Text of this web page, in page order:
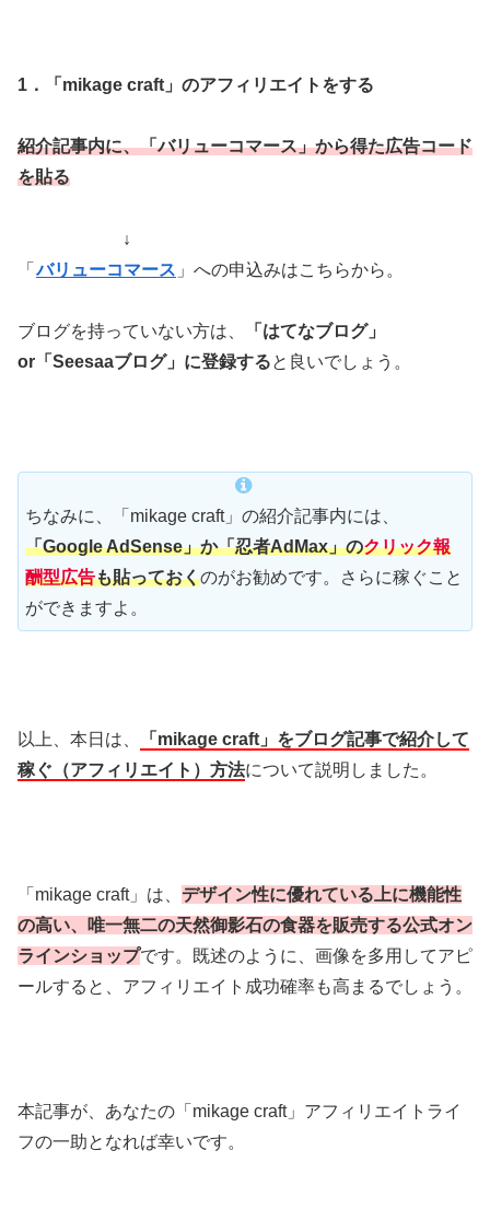
1． 「mikage craft」 のアフィリエイトをする
紹介記事内に、「バリューコマース」から得た広告コード
を貼る
↓
「 バリューコマース 」への申込みはこちらから。
ブログを持っていない方は、
「はてなブログ」
or「Seesaaブログ」に登録すると良いでしょう。
ちなみに、「mikage craft」の紹介記事内には、
「Google AdSense」か「忍者AdMax」のクリック報
酬型広告も貼っておくのがお勧めです。さらに稼ぐこと
ができますよ。
以上、本日は、
「mikage craft」をブログ記事で紹介して
稼ぐ（アフィリエイト）方法について説明しました。
「mikage craft」は、 デザイン性に優れている上に機能性
の高い、唯一無二の天然御影石の食器を販売する公式オン
ラインショップです。既述のように、画像を多用してアピ
ールすると、アフィリエイト成功確率も高まるでしょう。
本記事が、あなたの「mikage craft」アフィリエイトライ
フの一助となれば幸いです。